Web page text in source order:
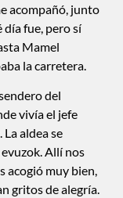
acompañó, junto
fue, pero sí
Mamel
la carretera.
del
vivía el jefe
aldea se
Allí nos
acogió muy bien,
gritos de alegría.